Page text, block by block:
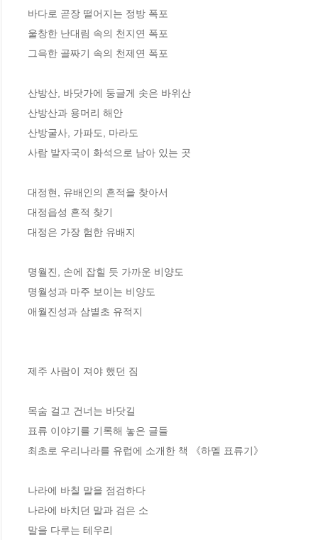
바다로 곧장 떨어지는 정방 폭포
울창한 난대림 속의 천지연 폭포
그윽한 골짜기 속의 천제연 폭포
산방산, 바닷가에 둥글게 솟은 바위산
산방산과 용머리 해안
산방굴사, 가파도, 마라도
사람 발자국이 화석으로 남아 있는 곳
대정현, 유배인의 흔적을 찾아서
대정읍성 흔적 찾기
대정은 가장 험한 유배지
명월진, 손에 잡힐 듯 가까운 비양도
명월성과 마주 보이는 비양도
애월진성과 삼별초 유적지
제주 사람이 져야 했던 짐
목숨 걸고 건너는 바닷길
표류 이야기를 기록해 놓은 글들
최초로 우리나라를 유럽에 소개한 책 《하멜 표류기》
나라에 바칠 말을 점검하다
나라에 바치던 말과 검은 소
말을 다루는 테우리